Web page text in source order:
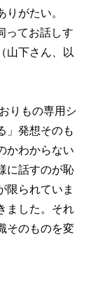
がたい。
ってお話しす
山下さん、以
りもの専用シ
」発想そのも
かわからない
に話すのが恥
限られていま
ました。それ
そのものを変